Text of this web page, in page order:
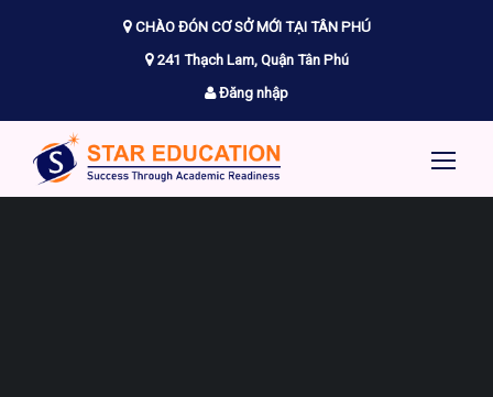
CHÀO ĐÓN CƠ SỞ MỚI TẠI TÂN PHÚ
241 Thạch Lam, Quận Tân Phú
Đăng nhập